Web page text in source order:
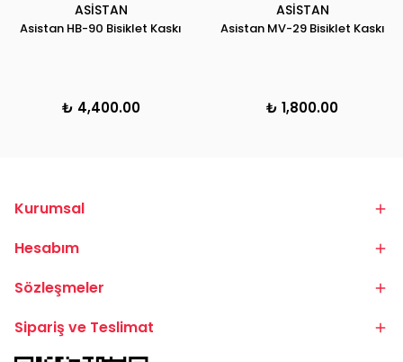
ASİSTAN
Asistan HB-90 Bisiklet Kaskı
₺ 4,400.00
ASİSTAN
Asistan MV-29 Bisiklet Kaskı
₺ 1,800.00
Kurumsal
Hesabım
Sözleşmeler
Sipariş ve Teslimat